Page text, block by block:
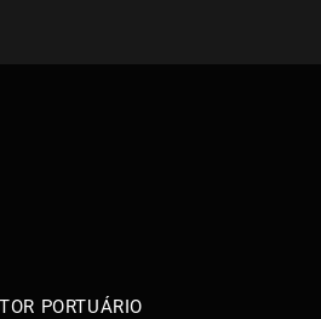
PORTUÁRIO